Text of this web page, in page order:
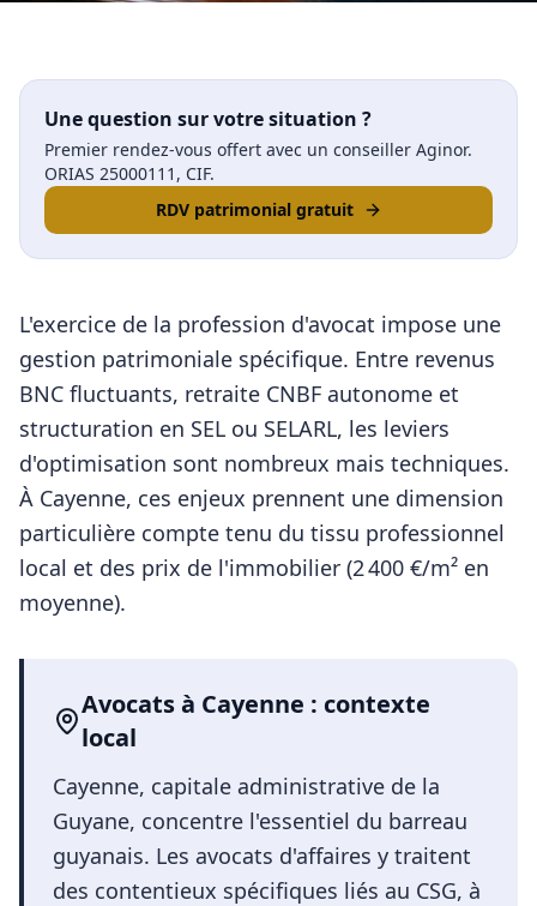
Une question sur votre situation ?
Premier rendez-vous offert avec un conseiller Aginor.
ORIAS 25000111, CIF.
RDV patrimonial gratuit
L'exercice de la profession d'avocat impose une
gestion patrimoniale spécifique. Entre revenus
BNC fluctuants, retraite CNBF autonome et
structuration en SEL ou SELARL, les leviers
d'optimisation sont nombreux mais techniques.
À Cayenne, ces enjeux prennent une dimension
particulière compte tenu du tissu professionnel
local et des prix de l'immobilier (2 400 €/m² en
moyenne).
Avocatsà Cayenne : contexte
local
Cayenne, capitale administrative de la
Guyane, concentre l'essentiel du barreau
guyanais. Les avocats d'affaires y traitent
des contentieux spécifiques liés au CSG, à